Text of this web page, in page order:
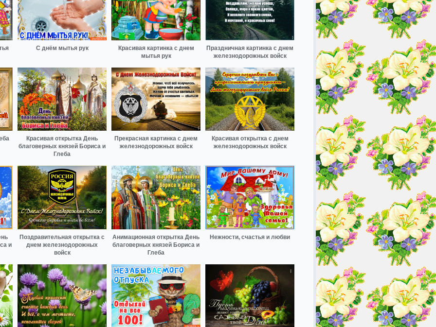
С днём мытья рук
Красивая картинка с днем
мытья рук
Праздничная картинка с днем
железнодорожных войск
Красивая открытка День
благоверных князей Бориса и
Глеба
Прекрасная картинка с днем
железнодорожных войск
Красивая открытка с днем
железнодорожных войск
и
Поздравительная открытка с
днем железнодорожных
войск
Анимационная открытка День
благоверных князей Бориса и
Глеба
Нежности, счастья и любви